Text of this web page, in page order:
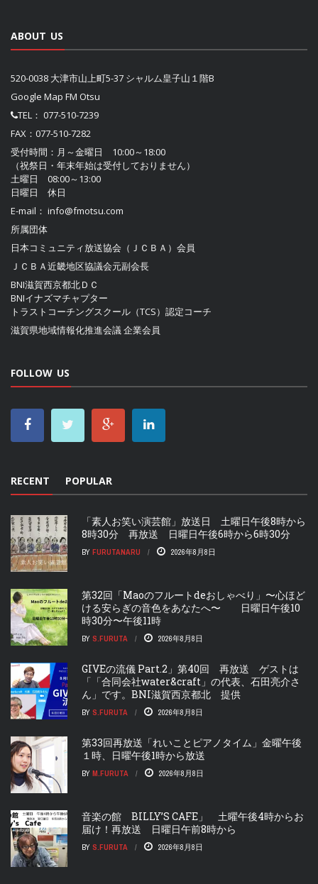
ABOUT US
520-0038 大津市山上町5-37 シャルム皇子山１階B
Google Map FM Otsu
TEL： 077-510-7239
FAX：077-510-7282
受付時間：月～金曜日 10:00～18:00
（祝祭日・年末年始は受付しておりません）
土曜日 08:00～13:00
日曜日 休日
E-mail： info@fmotsu.com
所属団体
日本コミュニティ放送協会（ＪＣＢＡ） 会員
ＪＣＢＡ近畿地区協議会元副会長
BNI滋賀西京都北ＤＣ
BNIイナズマチャプター
トラストコーチングスクール（TCS）認定コーチ
滋賀県地域情報化推進会議企業会員
FOLLOW US
RECENT POPULAR
「素人お笑い演芸館」放送日 土曜日午後8時から
8時30分 再放送 日曜日午後6時から6時30分
BY FURUTANARU 2026年8月8日
第32回「Maoのフルートdeおしゃべり」〜心ほど
ける安らぎの音色をあなたへ〜 日曜日午後10
時30分〜午後11時
BY S.FURUTA 2026年8月8日
GIVEの流儀 Part.2」第40回 再放送 ゲストは
「「合同会社water&craft」の代表、石田亮介さ
ん」です。BNI滋賀西京都北 提供
BY S.FURUTA 2026年8月8日
第33回再放送「れいことピアノタイム」金曜午後
１時、日曜午後1時から放送
BY M.FURUTA 2026年8月8日
音楽の館 BILLY’S CAFE」 土曜午後4時からお
届け！再放送 日曜日午前8時から
BY S.FURUTA 2026年8月8日